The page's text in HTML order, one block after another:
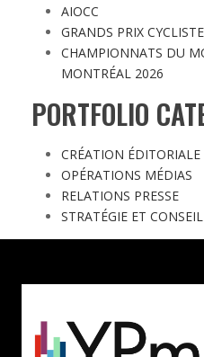
AIOCC
GRANDS PRIX
CHAMPIONNATS DU
MONTRÉAL 2026
PORTFOLIO
CRÉATION ÉDITORIALE
OPÉRATIONS MÉDIAS
RELATIONS PRESSE
STRATÉGIE ET CONSEIL